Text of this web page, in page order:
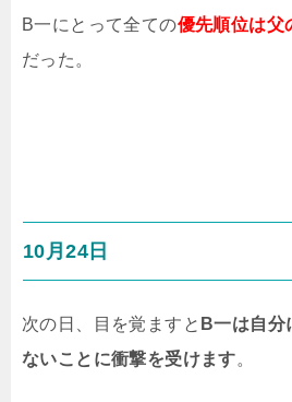
B一にとって全ての優先順位は父
だった。
10月24日
次の日、目を覚ますと B一は自分
ないことに衝撃を受けます。